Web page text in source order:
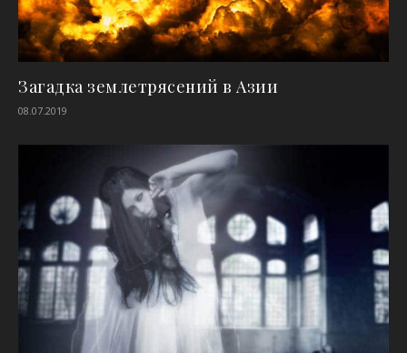
Загадка землетрясений в Азии
08.07.2019